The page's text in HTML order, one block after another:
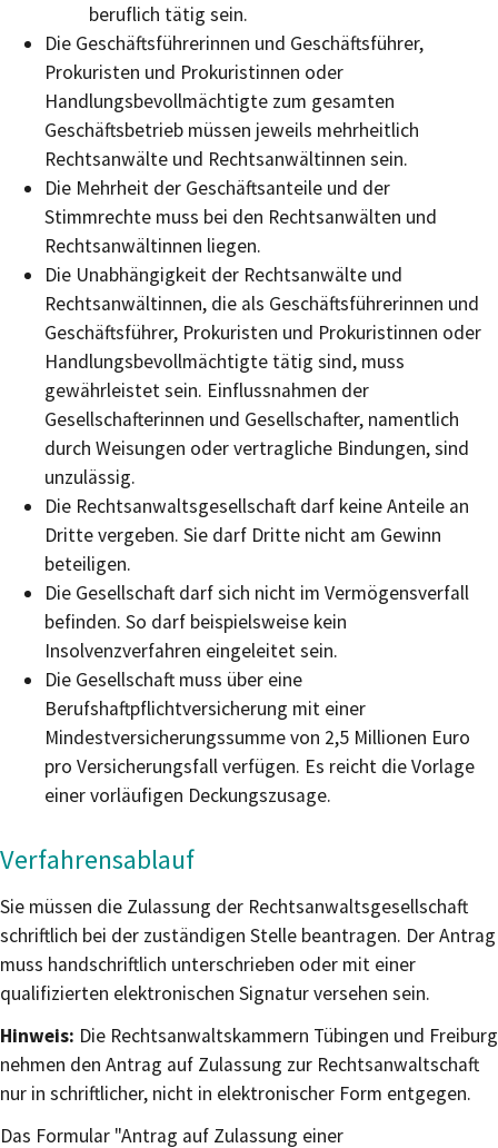
beruflich tätig sein.
Die Geschäftsführerinnen und Geschäftsführer,
Prokuristen und Prokuristinnen oder
Handlungsbevollmächtigte zum gesamten
Geschäftsbetrieb müssen jeweils mehrheitlich
Rechtsanwälte und Rechtsanwältinnen sein.
Die Mehrheit der Geschäftsanteile und der
Stimmrechte muss bei den Rechtsanwälten und
Rechtsanwältinnen liegen.
Die Unabhängigkeit der Rechtsanwälte und
Rechtsanwältinnen, die als Geschäftsführerinnen und
Geschäftsführer, Prokuristen und Prokuristinnen oder
Handlungsbevollmächtigte tätig sind, muss
gewährleistet sein. Einflussnahmen der
Gesellschafterinnen und Gesellschafter, namentlich
durch Weisungen oder vertragliche Bindungen, sind
unzulässig.
Die Rechtsanwaltsgesellschaft darf keine Anteile an
Dritte vergeben. Sie darf Dritte nicht am Gewinn
beteiligen.
Die Gesellschaft darf sich nicht im Vermögensverfall
befinden. So darf beispielsweise kein
Insolvenzverfahren eingeleitet sein.
Die Gesellschaft muss über eine
Berufshaftpflichtversicherung mit einer
Mindestversicherungssumme von 2,5 Millionen Euro
pro Versicherungsfall verfügen. Es reicht die Vorlage
einer vorläufigen Deckungszusage.
Verfahrensablauf
Sie müssen die Zulassung der Rechtsanwaltsgesellschaft
schriftlich bei der zuständigen Stelle beantragen. Der Antrag
muss handschriftlich unterschrieben oder mit einer
qualifizierten elektronischen Signatur versehen sein.
Hinweis: Die Rechtsanwaltskammern Tübingen und Freiburg
nehmen den Antrag auf Zulassung zur Rechtsanwaltschaft
nur in schriftlicher, nicht in elektronischer Form entgegen.
Das Formular "Antrag auf Zulassung einer